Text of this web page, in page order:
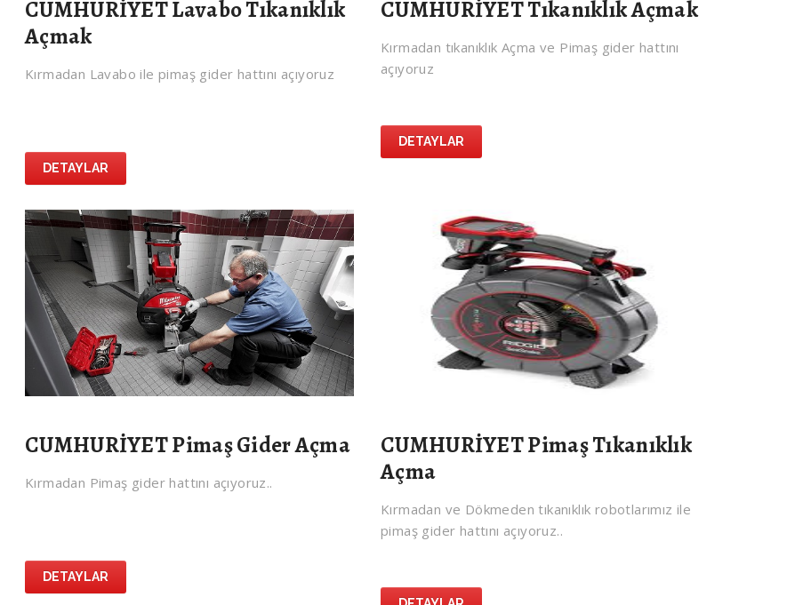
CUMHURİYET Lavabo Tıkanıklık
Açmak
Kırmadan Lavabo ile pimaş gider hattını açıyoruz
DETAYLAR
CUMHURİYET Tıkanıklık Açmak
Kırmadan tıkanıklık Açma ve Pimaş gider hattını
açıyoruz
DETAYLAR
CUMHURİYET Pimaş Gider Açma
Kırmadan Pimaş gider hattını açıyoruz..
DETAYLAR
CUMHURİYET Pimaş Tıkanıklık
Açma
Kırmadan ve Dökmeden tıkanıklık robotlarımız ile
pimaş gider hattını açıyoruz..